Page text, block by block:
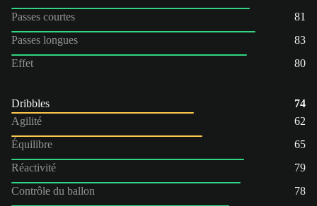
Passes courtes
81
Passes longues
83
Effet
80
Dribbles
74
Agilité
62
Équilibre
65
Réactivité
79
Contrôle du ballon
78